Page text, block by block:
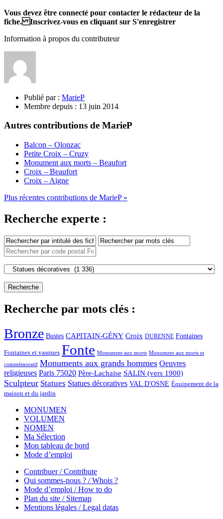
Vous devez être connecté pour contacter le rédacteur de la
fiche. Inscrivez-vous en cliquant sur S'enregistrer
Information à propos du contributeur
Publié par : MarieP
Membre depuis : 13 juin 2014
Autres contributions de MarieP
Balcon – Olonzac
Petite Croix – Cruzy
Monument aux morts – Beaufort
Croix – Beaufort
Croix – Aigne
Plus récentes contributions de MarieP »
Recherche experte :
Recherche par mots clés :
Bronze Bustes CAPITAIN-GÉNY Croix DURENNE Fontaines
Fontaines et vasques Fonte Monument aux morts Monument aux morts et
commémoratif Monuments aux grands hommes Oeuvres
religieuses Paris 75020 Père-Lachaise SALIN (vers 1900)
Sculpteur Statues Statues décoratives VAL D'OSNE Équipement de la
maison et du jardin
MONUMEN
VOLUMEN
NOMEN
Ma Sélection
Mon tableau de bord
Mode d’emploi
Contribuer / Contribute
Qui sommes-nous ? / Whois ?
Mode d’emploi / How to do
Plan du site / Sitemap
Mentions légales / Legal datas